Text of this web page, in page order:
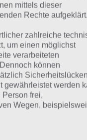
aller
für Wort Guru. Da
Level mit
für dich, wie
mittels dieser
Rechte aufgeklärt.
zahlreiche
um einen möglichst
verarbeiteten
können
Sicherheitslücken
gewährleistet werden
frei,
Wegen,